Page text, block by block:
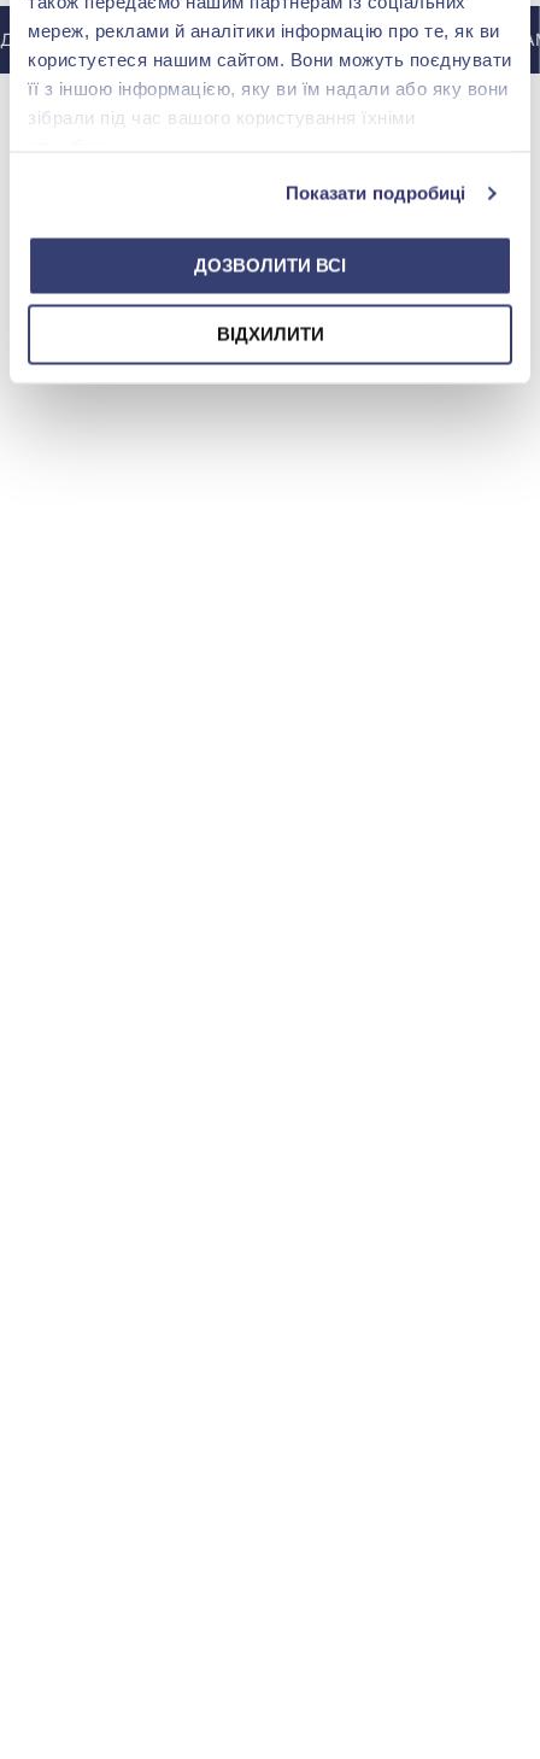
мереж, реклами й аналітики інформацію про те, як ви
користуєтеся нашим сайтом. Вони можуть поєднувати
її з іншою інформацією, яку ви їм надали або яку вони
зібрали під час вашого користування їхніми
Показати подробиці
ДОЗВОЛИТИ ВСІ
ВІДХИЛИТИ
ІНСТАГРАМУ @ZOLOTAKOROLEVA ДО ІНСТАГРАМУ